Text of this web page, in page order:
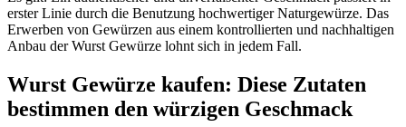
erster Linie durch die Benutzung hochwertiger Naturgewürze. Das
Erwerben von Gewürzen aus einem kontrollierten und nachhaltigen
Anbau der Wurst Gewürze lohnt sich in jedem Fall.
Wurst Gewürze kaufen: Diese Zutaten
bestimmen den würzigen Geschmack